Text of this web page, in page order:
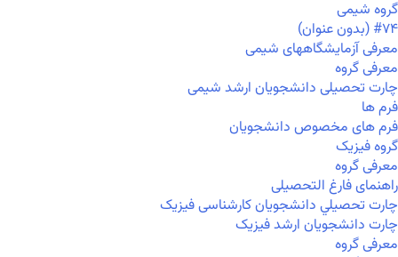
گروه شیمی
#۷۴ (بدون عنوان)
معرفی آزمایشگاههای شیمی
معرفی گروه
چارت تحصیلی دانشجویان ارشد شیمی
فرم ها
فرم های مخصوص دانشجویان
گروه فیزیک
معرفی گروه
راهنمای فارغ التحصیلی
چارت تحصيلي دانشجویان کارشناسی فیزیک
چارت دانشجویان ارشد فیزیک
معرفی گروه